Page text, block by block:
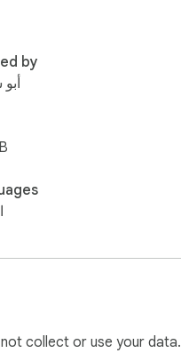
by
collect or use your data.